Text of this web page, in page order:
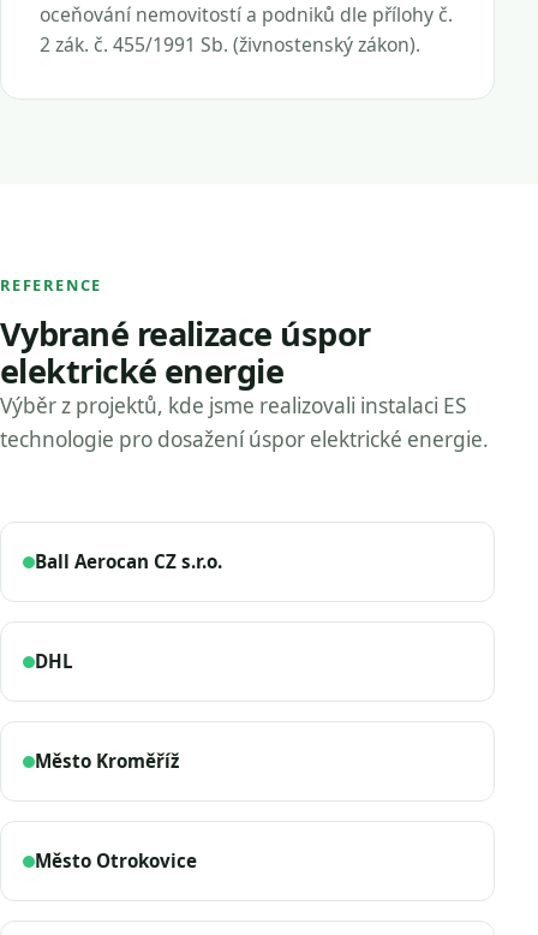
oceňování nemovitostí a podniků dle přílohy č.
2 zák. č. 455/1991 Sb. (živnostenský zákon).
REFERENCE
Vybrané realizace úspor
elektrické energie
Výběr z projektů, kde jsme realizovali instalaci ES
technologie pro dosažení úspor elektrické energie.
Ball Aerocan CZ s.r.o.
DHL
Město Kroměříž
Město Otrokovice